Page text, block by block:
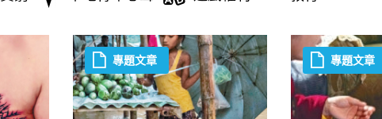
專題文章 專題文章